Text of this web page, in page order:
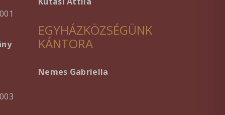
EGYHÁZKÖZSÉGÜNK
KÁNTORA
Nemes Gabriella